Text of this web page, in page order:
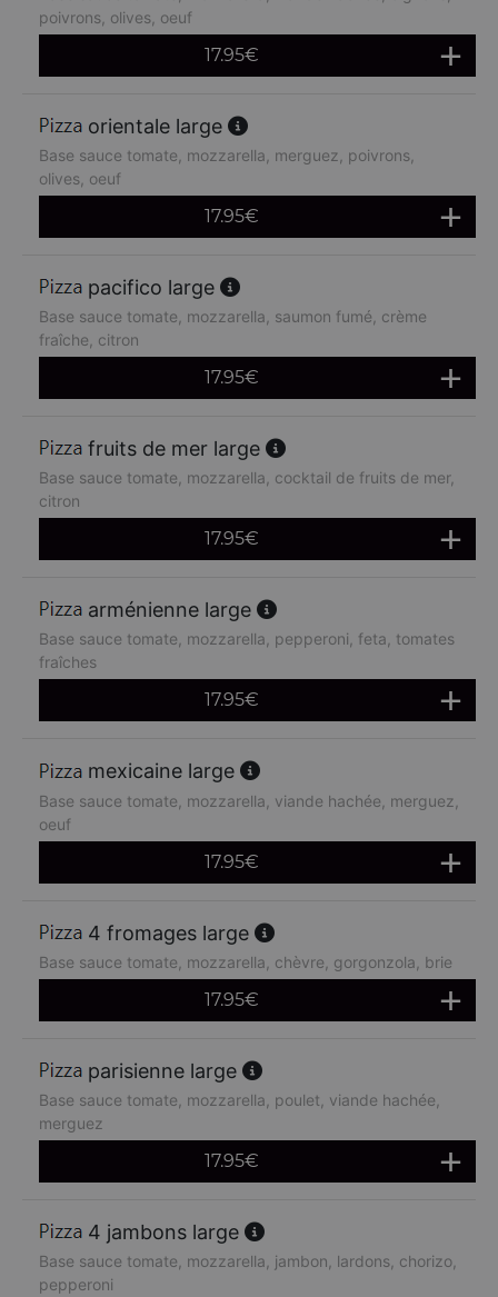
poivrons, olives, oeuf
17.95€
orientale large
Base sauce tomate, mozzarella, merguez, poivrons,
olives, oeuf
17.95€
pacifico large
Base sauce tomate, mozzarella, saumon fumé, crème
fraîche, citron
17.95€
fruits de mer large
Base sauce tomate, mozzarella, cocktail de fruits de mer,
citron
17.95€
arménienne large
Base sauce tomate, mozzarella, pepperoni, feta, tomates
fraîches
17.95€
mexicaine large
Base sauce tomate, mozzarella, viande hachée, merguez,
oeuf
17.95€
4 fromages large
Base sauce tomate, mozzarella, chèvre, gorgonzola, brie
17.95€
parisienne large
Base sauce tomate, mozzarella, poulet, viande hachée,
merguez
17.95€
4 jambons large
Base sauce tomate, mozzarella, jambon, lardons, chorizo,
pepperoni